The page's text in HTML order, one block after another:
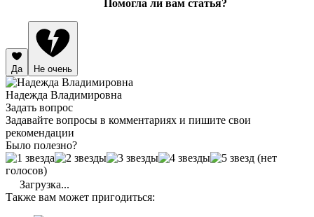
Помогла ли вам статья?
Да Не очень
Надежда Владимировна
Задать вопрос
Задавайте вопросы в комментариях и пишите свои
рекомендации
Было полезно?
(нет
голосов)
Загрузка...
Также вам может пригодиться: